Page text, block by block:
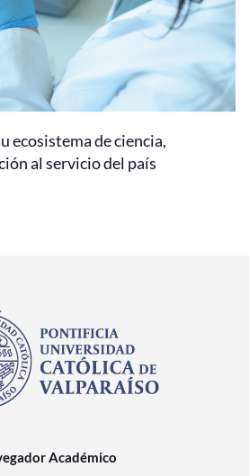
ecosistema de ciencia,
al servicio del país
Académico